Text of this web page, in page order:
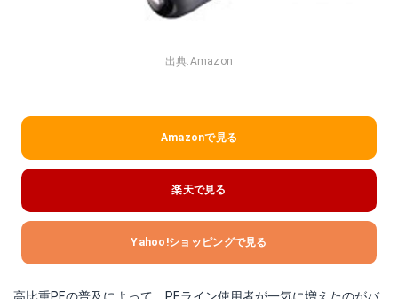
出典:Amazon
Amazonで見る
楽天で見る
Yahoo!ショッピングで見る